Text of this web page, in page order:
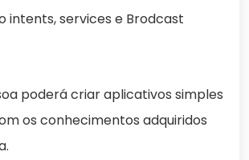
intents, services e Brodcast
poderá criar aplicativos simples
os conhecimentos adquiridos